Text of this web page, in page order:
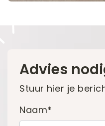
Advies
Stuur hier je
Naam*